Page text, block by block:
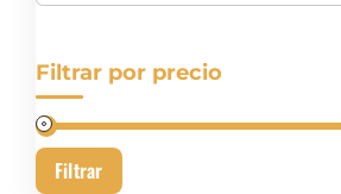
Filtrar por precio
Filtrar